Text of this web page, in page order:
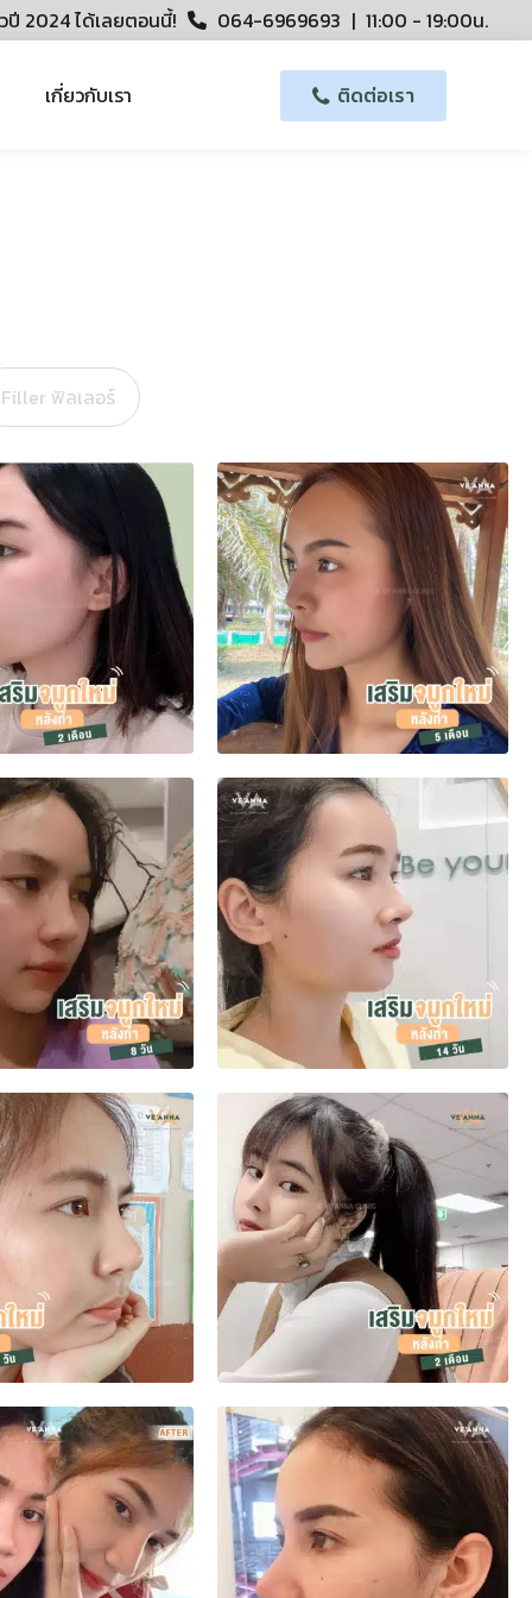
ปี 2024 ได้เลยตอนนี้! 064-6969693 | 11:00 - 19:00น.
เกี่ยวกับเรา ติดต่อเรา
Filler ฟิลเลอร์